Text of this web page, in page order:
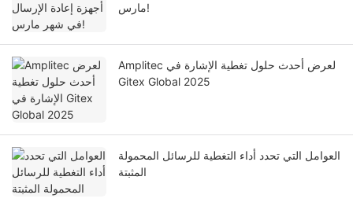
مارس!
Amplitec لعرض أحدث حلول تغطية الإشارة في
Gitex Global 2025
العوامل التي تحدد أداء التغطية للرسائل المحمولة
المثبتة